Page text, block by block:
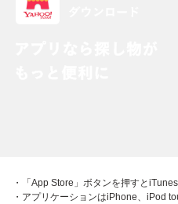
・「App Store」ボタンを押すと
・アプリケーションはiPhone、iPod